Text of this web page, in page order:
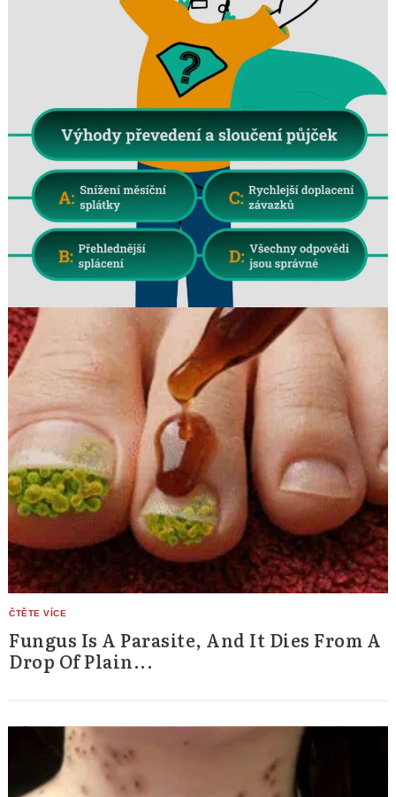
Fungus Is A Parasite, And It Dies From A
Drop Of Plain...